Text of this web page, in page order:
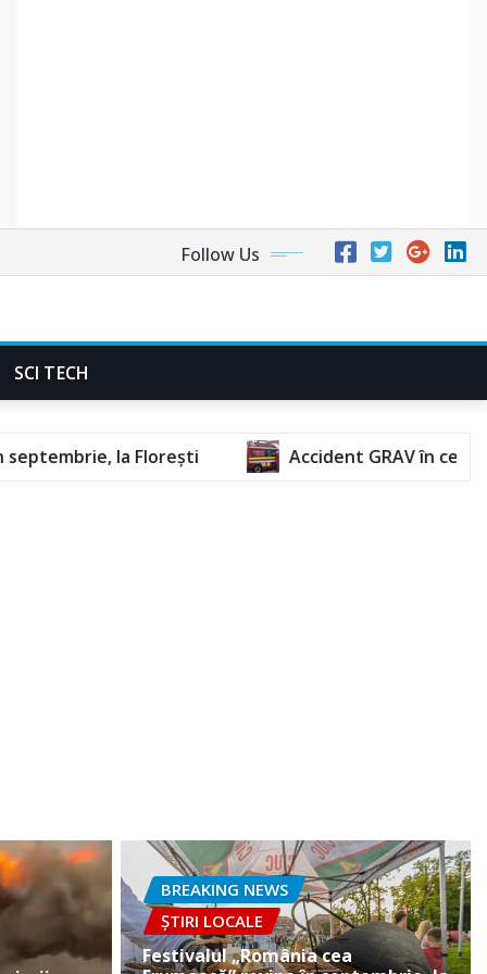
Follow Us
SCI TECH
Accident GRAV în centrul orașului. O femeie
BREAKING NEWS
ȘTIRI LOCALE
Festivalul „România cea